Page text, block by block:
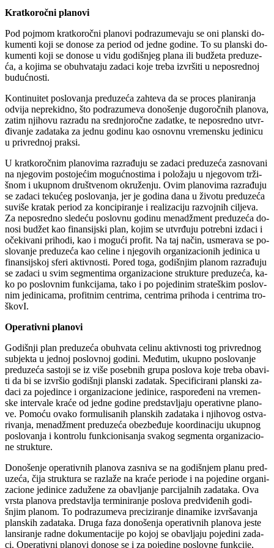
Krat­ko­roč­ni pla­no­vi
Pod poj­mom krat­ko­roč­ni pla­no­vi pod­ra­zu­me­va­ju se oni plan­ski do­
ku­men­ti ko­ji se do­no­se za pe­riod od jed­ne go­di­ne. To su plan­ski do­
ku­men­ti ko­ji se do­no­se u vi­du go­di­šnjeg pla­na ili bu­dže­ta pred­u­ze­
ća, a ko­ji­ma se ob­u­hva­ta­ju za­da­ci ko­je tre­ba iz­vr­ši­ti u ne­po­sred­noj
bu­duć­no­sti.
Kon­ti­nu­i­tet po­slo­va­nja pred­u­ze­ća zah­te­va da se pro­ces pla­ni­ra­nja
od­vi­ja ne­pre­kid­no, što pod­ra­zu­me­va do­no­še­nje du­go­roč­nih pla­no­va,
za­tim nji­ho­vu raz­ra­du na sred­njo­roč­ne za­dat­ke, te ne­po­sred­no utvr­
đi­va­nje za­da­ta­ka za jed­nu go­di­nu kao osnov­nu vre­men­sku je­di­ni­cu
u pri­vred­noj prak­si.
U krat­ko­roč­nim pla­no­vi­ma raz­ra­đu­ju se za­da­ci pred­u­ze­ća za­sno­va­ni
na nje­go­vim po­sto­je­ćim mo­guć­no­sti­ma i po­lo­ža­ju u nje­go­vom tr­ži­
šnom i ukup­nom dru­štve­nom okru­že­nju. Ovim pla­no­vi­ma raz­ra­đu­ju
se za­da­ci te­ku­ćeg po­slo­va­nja, jer je go­di­na da­na u ži­vo­tu pred­u­ze­ća
su­vi­še kra­tak pe­riod za kon­ci­pi­ra­nje i re­a­li­za­ci­ju raz­voj­nih ci­lje­va.
Za ne­po­sred­no sle­de­ću po­slov­nu go­di­nu me­nadž­ment pred­u­ze­ća do­
no­si bu­džet kao fi­nan­sij­ski plan, ko­jim se utvr­đu­ju po­treb­ni iz­da­ci i
oče­ki­va­ni pri­ho­di, kao i mo­gu­ći pro­fit. Na taj na­čin, usme­ra­va se po­
slo­va­nje pred­u­ze­ća kao ce­li­ne i nje­go­vih or­ga­ni­za­ci­o­nih je­di­ni­ca u
fi­nan­sij­skoj sfe­ri ak­tiv­no­sti. Po­red to­ga, go­di­šnjim pla­nom raz­ra­đu­ju
se za­da­ci u svim seg­men­ti­ma or­ga­ni­za­ci­o­ne struk­tu­re pred­u­ze­ća, ka­
ko po po­slov­nim funk­ci­ja­ma, ta­ko i po po­je­di­nim stra­te­škim po­slov­
nim je­di­ni­ca­ma, pro­fit­nim cen­tri­ma, cen­tri­ma pri­ho­da i cen­tri­ma tro­
ško­vI.
Ope­ra­tiv­ni pla­no­vi
Go­di­šnji plan pred­u­ze­ća ob­u­hva­ta ce­li­nu ak­tiv­no­sti tog pri­vred­nog
su­bjek­ta u jed­noj po­slov­noj go­di­ni. Me­đu­tim, ukup­no po­slo­va­nje
pred­u­ze­ća sa­sto­ji se iz vi­še po­seb­nih gru­pa po­slo­va ko­je tre­ba oba­vi­
ti da bi se iz­vr­šio go­di­šnji plan­ski za­da­tak. Spe­ci­fi­ci­ra­ni plan­ski za­
da­ci za po­je­din­ce i or­ga­ni­za­ci­o­ne je­di­ni­ce, ras­po­re­đe­ni na vre­men­
ske in­ter­va­le kra­će od jed­ne go­di­ne pred­sta­vlja­ju ope­ra­tiv­ne pla­no­
ve. Po­mo­ću ova­ko for­mu­li­sa­nih plan­skih za­da­ta­ka i nji­ho­vog ostva­
ri­va­nja, me­nadž­ment pred­u­ze­ća obez­be­đu­je ko­or­di­na­ci­ju ukup­nog
po­slo­va­nja i kon­tro­lu funk­ci­o­ni­sa­nja sva­kog seg­men­ta or­ga­ni­za­ci­o­
ne struk­tu­re.
Do­no­še­nje ope­ra­tiv­nih pla­no­va za­sni­va se na go­di­šnjem pla­nu pred­
u­ze­ća, či­ja struk­tu­ra se raz­la­že na kra­će pe­ri­o­de i na po­je­di­ne or­ga­ni­
za­ci­o­ne je­di­ni­ce za­du­že­ne za oba­vlja­nje par­ci­jal­nih za­da­ta­ka. Ova
vr­sta pla­no­va pred­sta­vlja ter­mi­ni­ra­nje po­slo­va pred­vi­đe­nih go­di­
šnjim pla­nom. To pod­ra­zu­me­va pre­ci­zi­ra­nje di­na­mi­ke iz­vr­ša­va­nja
plan­skih za­da­ta­ka. Dru­ga fa­za do­no­še­nja ope­ra­tiv­nih pla­no­va je­ste
lan­si­ra­nje rad­ne do­ku­men­ta­ci­je po ko­joj se oba­vlja­ju po­je­di­ni za­da­
ci. Ope­ra­tiv­ni pla­no­vi do­no­se se i za po­je­di­ne po­slov­ne funk­ci­je,